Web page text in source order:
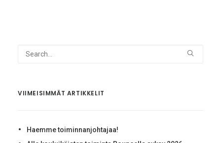
VIIMEISIMMÄT ARTIKKELIT
Haemme toiminnanjohtajaa!